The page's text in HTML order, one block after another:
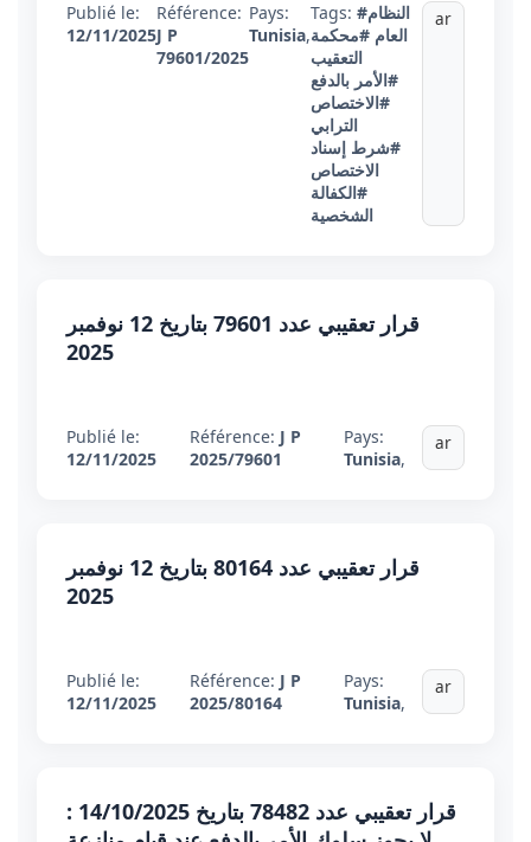
Publié le:
12/11/2025
Référence:
J P
79601/2025
Pays:
Tunisia,
Tags: #النظام
العام #محكمة
التعقيب
#الأمر بالدفع
#الاختصاص
الترابي
#شرط إسناد
الاختصاص
#الكفالة
الشخصية
ar
قرار تعقيبي عدد 79601 بتاريخ 12 نوفمبر
2025
Publié le:
12/11/2025
Référence: J P
2025/79601
Pays:
Tunisia,
ar
قرار تعقيبي عدد 80164 بتاريخ 12 نوفمبر
2025
Publié le:
12/11/2025
Référence: J P
2025/80164
Pays:
Tunisia,
ar
قرار تعقيبي عدد 78482 بتاريخ 14/10/2025 :